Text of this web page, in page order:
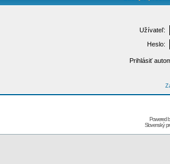
Užívateľ:
Heslo:
Prihlásiť
Powered
Slovenský